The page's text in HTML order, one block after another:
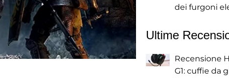
dei furgoni
Ultime
Recensione
G1: cuffie da